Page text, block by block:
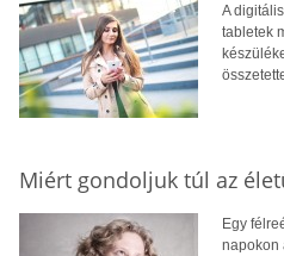
A
tabletek
Miért gondoljuk túl az
Egy
napokon